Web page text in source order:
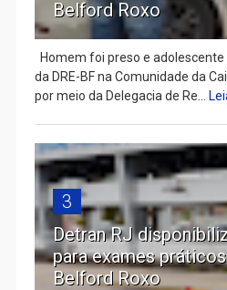
Belford Roxo
Homem foi preso e
da DRE-BF na Comunidade da
por meio da Delegacia de Re...
3
Detran RJ
para exames
Belford Roxo